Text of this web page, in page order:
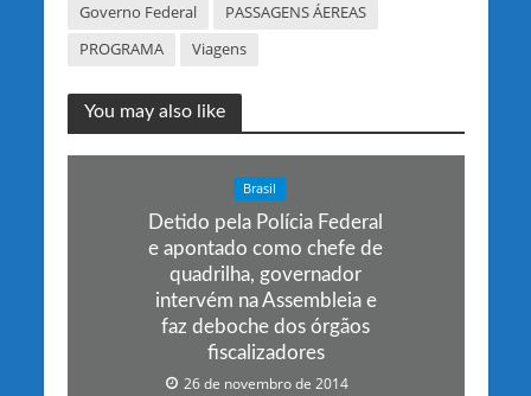
Governo Federal
PASSAGENS ÁEREAS
PROGRAMA
Viagens
You may also like
Brasil
Detido pela Polícia Federal
e apontado como chefe de
quadrilha, governador
intervém na Assembleia e
faz deboche dos órgãos
fiscalizadores
26 de novembro de 2014